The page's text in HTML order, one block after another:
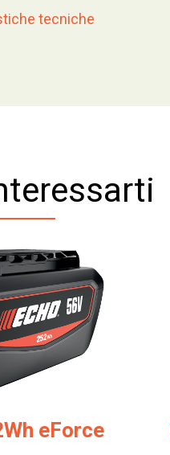
tecniche
eForce